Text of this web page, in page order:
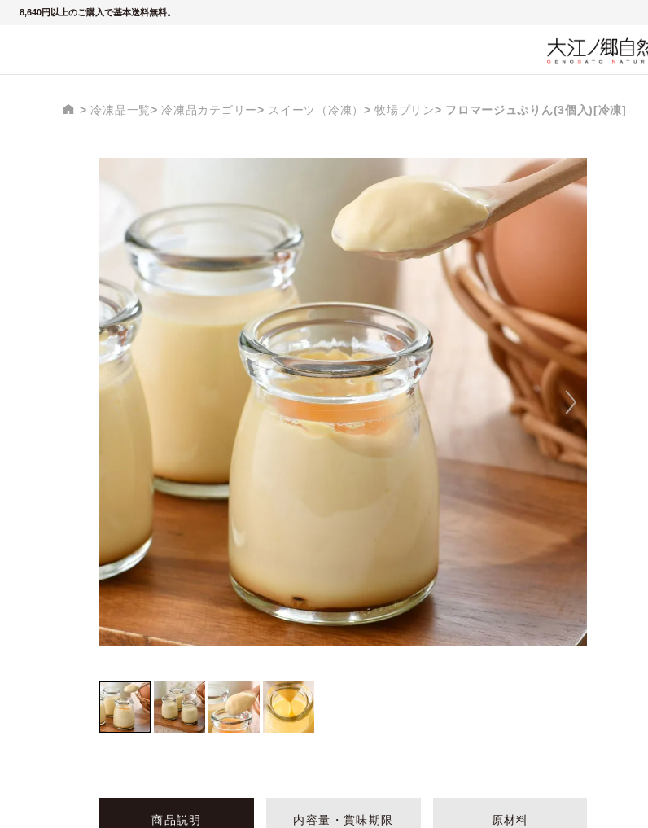
8,640円以上のご購入で基本送料無料。
冷凍品一覧 冷凍品カテゴリー スイーツ（冷凍） 牧場プリン フロマージュぷりん(3個入)[冷凍]
商品説明 内容量・賞味期限 原材料